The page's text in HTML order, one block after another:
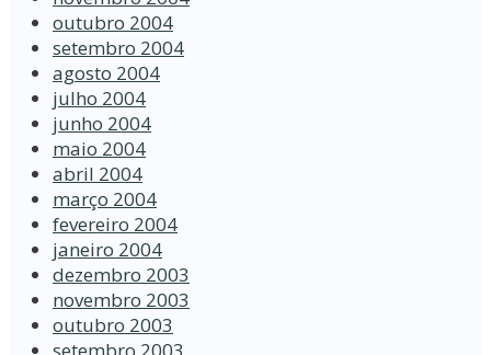
outubro 2004
setembro 2004
agosto 2004
julho 2004
junho 2004
maio 2004
abril 2004
março 2004
fevereiro 2004
janeiro 2004
dezembro 2003
novembro 2003
outubro 2003